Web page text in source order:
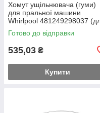
Хомут ущільнювача (гуми)
для пральної машини
Whirlpool 481249298037
вертикального
Готово до відправки
535,03 ₴
Купити